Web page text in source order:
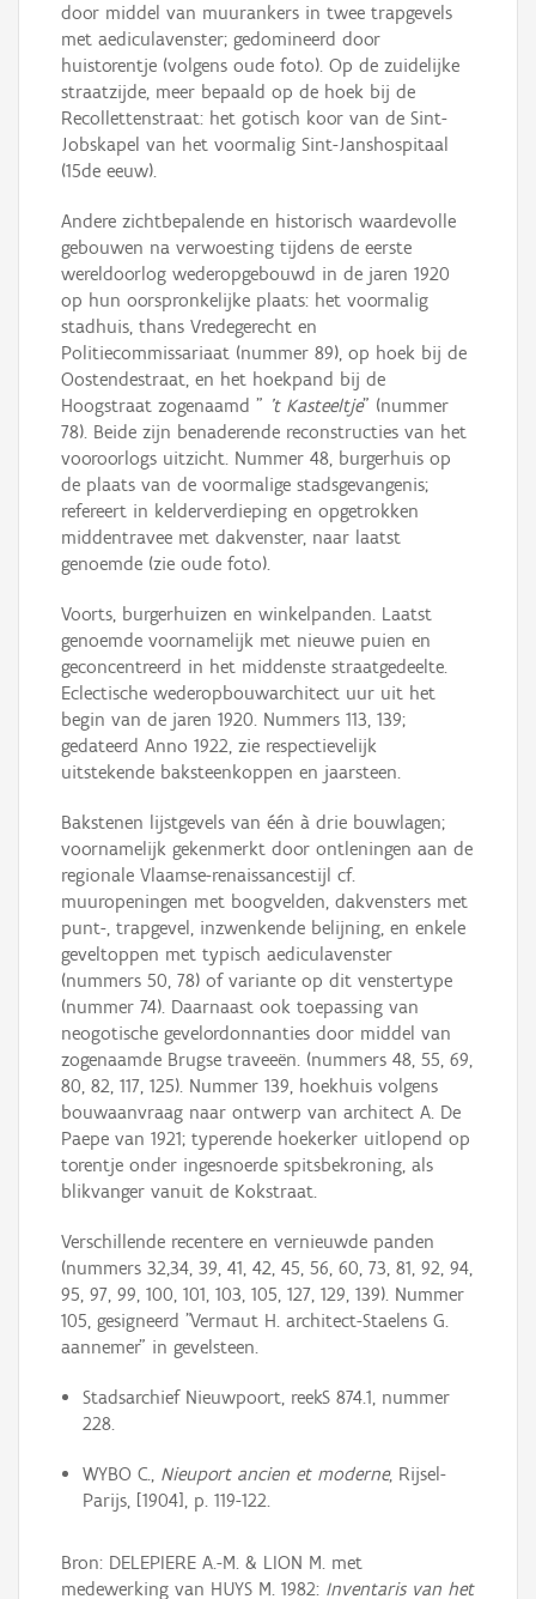
door middel van muurankers in twee trapgevels
met aediculavenster; gedomineerd door
huistorentje (volgens oude foto). Op de zuidelijke
straatzijde, meer bepaald op de hoek bij de
Recollettenstraat: het gotisch koor van de Sint-
Jobskapel van het voormalig Sint-Janshospitaal
(15de eeuw).
Andere zichtbepalende en historisch waardevolle
gebouwen na verwoesting tijdens de eerste
wereldoorlog wederopgebouwd in de jaren 1920
op hun oorspronkelijke plaats: het voormalig
stadhuis, thans Vredegerecht en
Politiecommissariaat (nummer 89), op hoek bij de
Oostendestraat, en het hoekpand bij de
Hoogstraat zogenaamd " 't Kasteeltje" (nummer
78). Beide zijn benaderende reconstructies van het
vooroorlogs uitzicht. Nummer 48, burgerhuis op
de plaats van de voormalige stadsgevangenis;
refereert in kelderverdieping en opgetrokken
middentravee met dakvenster, naar laatst
genoemde (zie oude foto).
Voorts, burgerhuizen en winkelpanden. Laatst
genoemde voornamelijk met nieuwe puien en
geconcentreerd in het middenste straatgedeelte.
Eclectische wederopbouwarchitect uur uit het
begin van de jaren 1920. Nummers 113, 139;
gedateerd Anno 1922, zie respectievelijk
uitstekende baksteenkoppen en jaarsteen.
Bakstenen lijstgevels van één à drie bouwlagen;
voornamelijk gekenmerkt door ontleningen aan de
regionale Vlaamse-renaissancestijl cf.
muuropeningen met boogvelden, dakvensters met
punt-, trapgevel, inzwenkende belijning, en enkele
geveltoppen met typisch aediculavenster
(nummers 50, 78) of variante op dit venstertype
(nummer 74). Daarnaast ook toepassing van
neogotische gevelordonnanties door middel van
zogenaamde Brugse traveeën. (nummers 48, 55, 69,
80, 82, 117, 125). Nummer 139, hoekhuis volgens
bouwaanvraag naar ontwerp van architect A. De
Paepe van 1921; typerende hoekerker uitlopend op
torentje onder ingesnoerde spitsbekroning, als
blikvanger vanuit de Kokstraat.
Verschillende recentere en vernieuwde panden
(nummers 32,34, 39, 41, 42, 45, 56, 60, 73, 81, 92, 94,
95, 97, 99, 100, 101, 103, 105, 127, 129, 139). Nummer
105, gesigneerd "Vermaut H. architect-Staelens G.
aannemer" in gevelsteen.
Stadsarchief Nieuwpoort, reekS 874.1, nummer
228.
WYBO C., Nieuport ancien et moderne, Rijsel-
Parijs, [1904], p. 119-122.
Bron: DELEPIERE A.-M. & LION M. met
medewerking van HUYS M. 1982: Inventaris van het